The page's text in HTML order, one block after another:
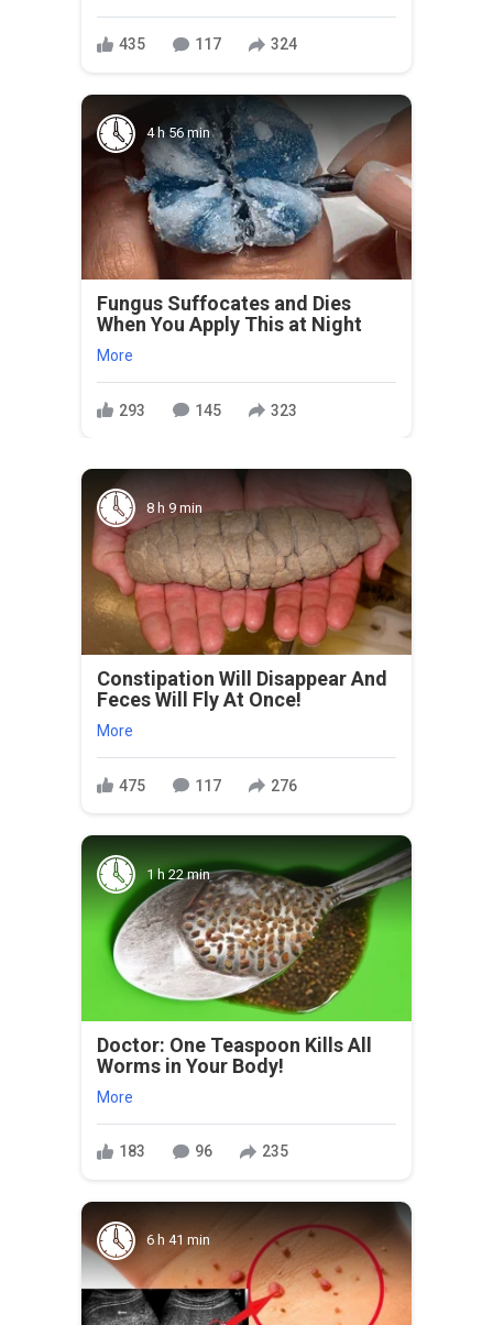
435 117 324
4 h 56 min
Fungus Suffocates and Dies
When You Apply This at Night
More
293 145 323
8 h 9 min
Constipation Will Disappear And
Feces Will Fly At Once!
More
475 117 276
1 h 22 min
Doctor: One Teaspoon Kills All
Worms in Your Body!
More
183 96 235
6 h 41 min